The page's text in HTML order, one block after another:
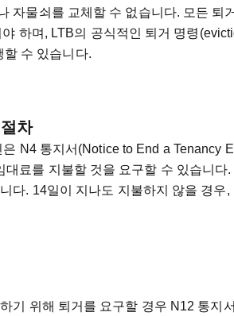
자물쇠를 교체할 수 없습니다. 모든 퇴
하며, LTB의 공식적인 퇴거 명령
할 수 있습니다.
차
N4 통지서(Notice to End a Tenancy
료를 지불할 것을 요구할 수 있습니다
다. 14일이 지나도 지불하지 않을 경우,
기 위해 퇴거를 요구할 경우 N12 통지